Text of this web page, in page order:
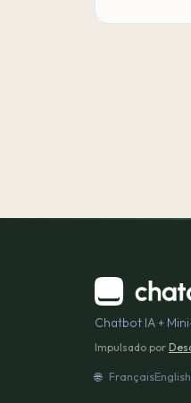
Chatbot IA +
Impulsado por
🌐 FrançaisEnglish